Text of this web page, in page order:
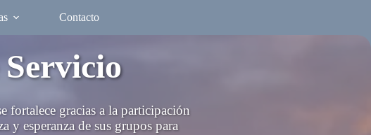
Contacto
gracias a la participación
y esperanza de sus grupos para